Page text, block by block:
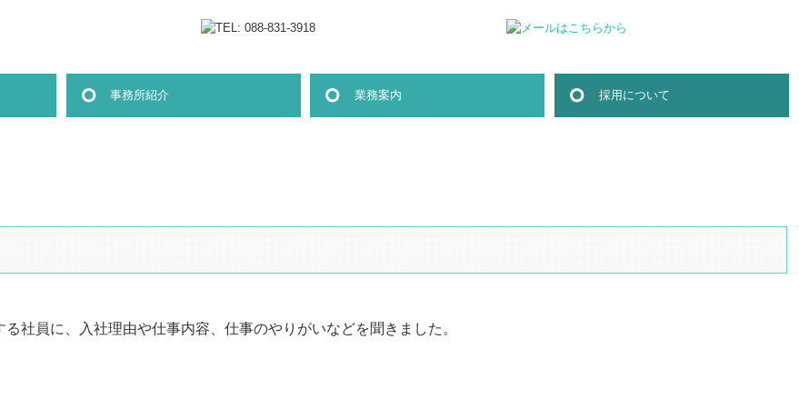
事務所紹介 業務案内 採用について
る社員に、入社理由や仕事内容、仕事のやりがいなどを聞きました。